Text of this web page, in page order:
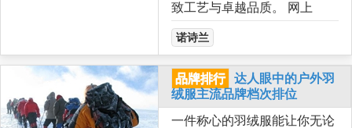
致工艺与卓越品质。 网上
诺诗兰
品牌排行
达人眼中的户外羽
绒服主流品牌档次排位
一件称心的羽绒服能让你无论